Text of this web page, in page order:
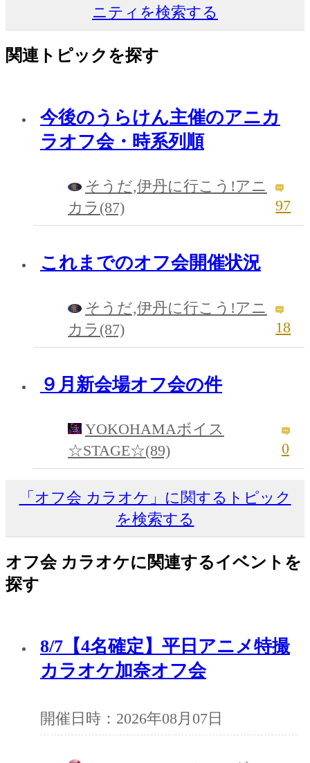
ニティを検索する
関連トピックを探す
今後のうらけん主催のアニカ
ラオフ会・時系列順
そうだ,伊丹に行こう!アニ
カラ(87)
97
これまでのオフ会開催状況
そうだ,伊丹に行こう!アニ
カラ(87)
18
９月新会場オフ会の件
YOKOHAMAボイス
☆STAGE☆(89)
0
「オフ会 カラオケ」に関するトピック
を検索する
オフ会 カラオケに関連するイベントを
探す
8/7【4名確定】平日アニメ特撮
カラオケ加奈オフ会
開催日時：2026年08月07日